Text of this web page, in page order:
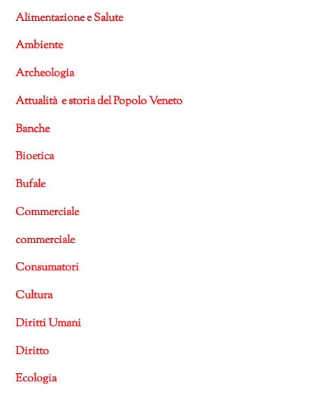
Alimentazione e Salute
Ambiente
Archeologia
Attualità e storia del Popolo Veneto
Banche
Bioetica
Bufale
Commerciale
commerciale
Consumatori
Cultura
Diritti Umani
Diritto
Ecologia